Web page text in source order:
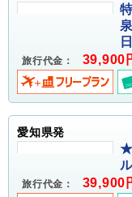
旅行代金： 39,900
愛知県発
★
旅行代金： 39,900